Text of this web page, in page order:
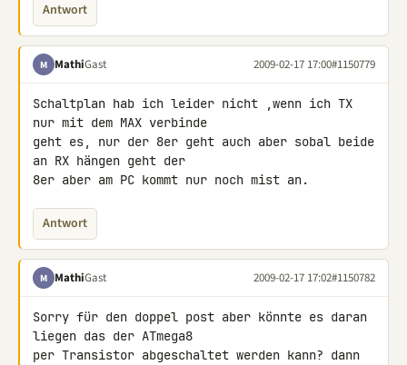
Antwort
M MathiGast 2009-02-17 17:00#1150779
Schaltplan hab ich leider nicht ,wenn ich TX
nur mit dem MAX verbinde
geht es, nur der 8er geht auch aber sobal beide
an RX hängen geht der
8er aber am PC kommt nur noch mist an.
Antwort
M MathiGast 2009-02-17 17:02#1150782
Sorry für den doppel post aber könnte es daran
liegen das der ATmega8
per Transistor abgeschaltet werden kann? dann